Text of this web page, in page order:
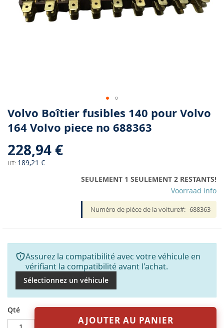
Skip
to
the
of
the
Volvo Boîtier fusibles 140 pour Volvo
164 Volvo piece no 688363
228,94 €
189,21 €
SEULEMENT 1 SEULEMENT 2 RESTANTS!
Voorraad info
Numéro de pièce de la voiture 688363
Assurez la compatibilité avec votre véhicule en
vérifiant la compatibilité avant l'achat.
Sélectionnez un véhicule
Qté
AJOUTER AU PANIER